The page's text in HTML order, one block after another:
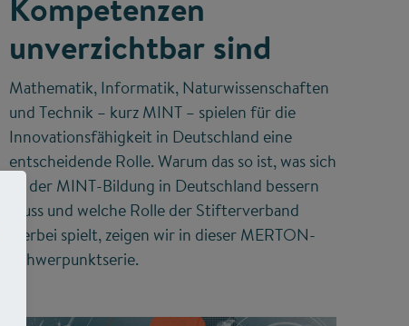
Kompetenzen
unverzichtbar sind
Mathematik, Informatik, Naturwissenschaften
und Technik – kurz MINT – spielen für die
Innovationsfähigkeit in Deutschland eine
entscheidende Rolle. Warum das so ist, was sich
an der MINT-Bildung in Deutschland bessern
muss und welche Rolle der Stifterverband
hierbei spielt, zeigen wir in dieser MERTON-
Schwerpunktserie.